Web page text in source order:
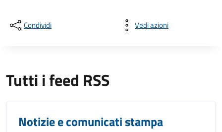
Condividi Vedi azioni
Tutti i feed RSS
Notizie e comunicati stampa